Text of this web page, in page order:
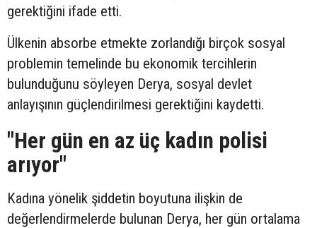
gerektiğini ifade etti.
Ülkenin absorbe etmekte zorlandığı birçok sosyal
problemin temelinde bu ekonomik tercihlerin
bulunduğunu söyleyen Derya, sosyal devlet
anlayışının güçlendirilmesi gerektiğini kaydetti.
"Her gün en az üç kadın polisi
arıyor"
Kadına yönelik şiddetin boyutuna ilişkin de
değerlendirmelerde bulunan Derya, her gün ortalama